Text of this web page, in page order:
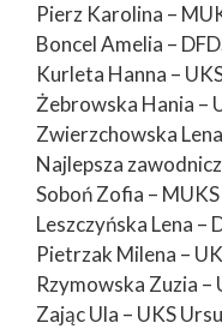
Pierz Karolina –
Boncel Amelia –
Kurleta Hanna –
Żebrowska Hania –
Zwierzchowska
Najlepsza
Soboń Zofia –
Leszczyńska Lena –
Pietrzak Milena –
Rzymowska Zuzia –
Zając Ula – UKS